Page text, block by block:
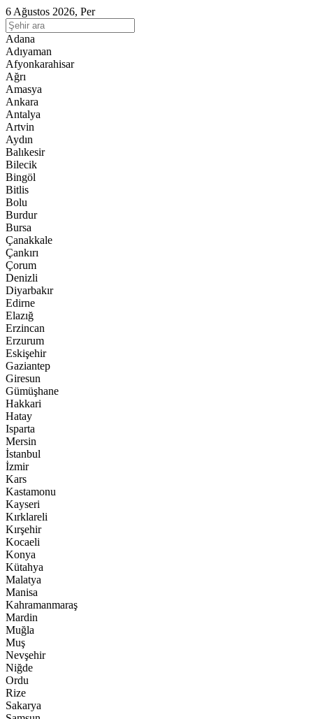
6 Ağustos 2026, Per
Adana
Adıyaman
Afyonkarahisar
Ağrı
Amasya
Ankara
Antalya
Artvin
Aydın
Balıkesir
Bilecik
Bingöl
Bitlis
Bolu
Burdur
Bursa
Çanakkale
Çankırı
Çorum
Denizli
Diyarbakır
Edirne
Elazığ
Erzincan
Erzurum
Eskişehir
Gaziantep
Giresun
Gümüşhane
Hakkari
Hatay
Isparta
Mersin
İstanbul
İzmir
Kars
Kastamonu
Kayseri
Kırklareli
Kırşehir
Kocaeli
Konya
Kütahya
Malatya
Manisa
Kahramanmaraş
Mardin
Muğla
Muş
Nevşehir
Niğde
Ordu
Rize
Sakarya